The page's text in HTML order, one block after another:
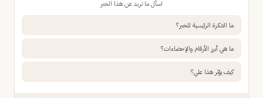
اسأل ما تريد عن هذا الخبر
ما الفكرة الرئيسية للخبر؟
ما هي أبرز الأرقام والإحصاءات؟
كيف يؤثر هذا علي؟